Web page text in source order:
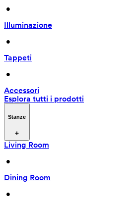
•
Illuminazione
•
Tappeti
•
Accessori
Esplora tutti i prodotti
Stanze
Living Room
•
Dining Room
•